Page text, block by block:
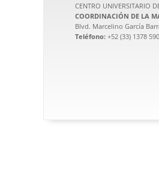
CENTRO UNIVERSITARIO
COORDINACIÓN DE LA
Blvd. Marcelino García
Teléfono: +52 (33) 1378